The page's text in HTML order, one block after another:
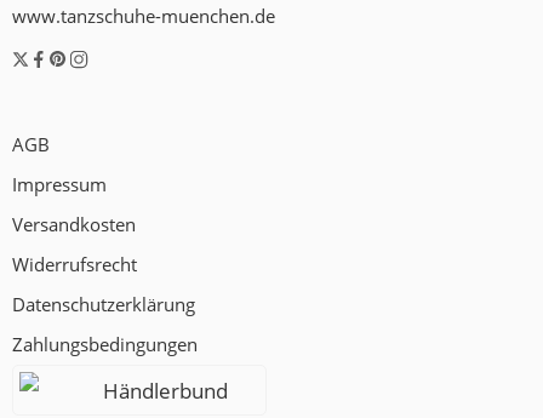
www.tanzschuhe-muenchen.de
AGB
Impressum
Versandkosten
Widerrufsrecht
Datenschutzerklärung
Zahlungsbedingungen
Händlerbund